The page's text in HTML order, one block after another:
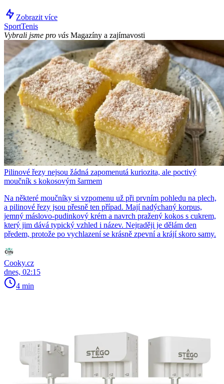
Zobrazit více
SportTenis
Vybrali jsme pro vás Magazíny a zajímavosti
Pilinové řezy nejsou žádná zapomenutá kuriozita, ale poctivý
moučník s kokosovým šarmem
Na některé moučníky si vzpomenu už při prvním pohledu na plech,
a pilinové řezy jsou přesně ten případ. Mají nadýchaný korpus,
jemný máslovo-pudinkový krém a navrch pražený kokos s cukrem,
který jim dává typický vzhled i název. Nejraději je dělám den
předem, protože po vychlazení se krásně zpevní a krájí skoro samy.
Cooky.cz
dnes, 02:15
4 min